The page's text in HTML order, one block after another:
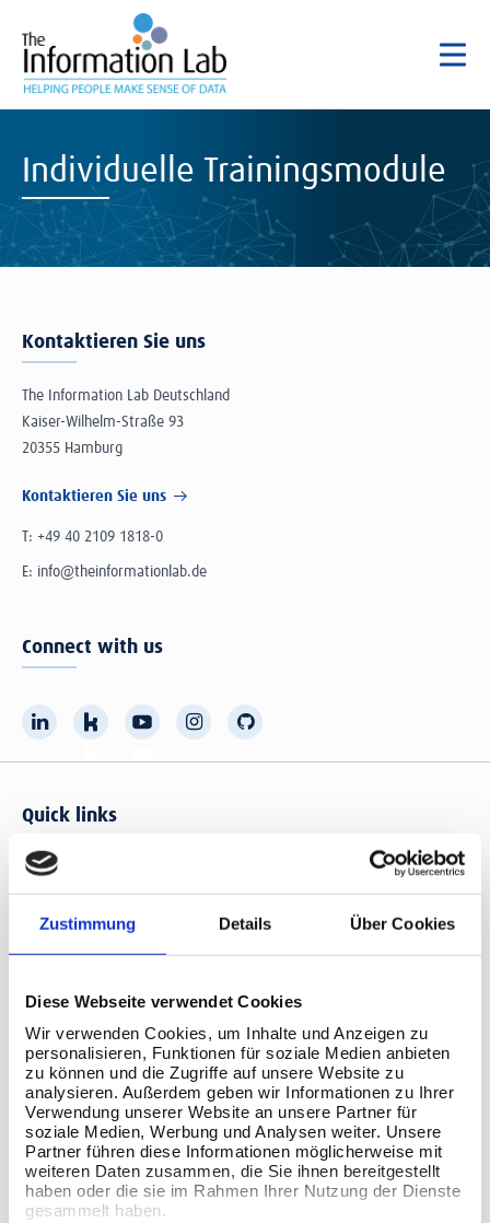
Zustimmung Details Über Cookies
Diese Webseite verwendet Cookies
Wir verwenden Cookies, um Inhalte und Anzeigen zu
personalisieren, Funktionen für soziale Medien anbieten
zu können und die Zugriffe auf unsere Website zu
analysieren. Außerdem geben wir Informationen zu Ihrer
Verwendung unserer Website an unsere Partner für
soziale Medien, Werbung und Analysen weiter. Unsere
Partner führen diese Informationen möglicherweise mit
weiteren Daten zusammen, die Sie ihnen bereitgestellt
haben oder die sie im Rahmen Ihrer Nutzung der Dienste
gesammelt haben.
Individuelle Trainingsmodule
Kontaktieren Sie uns
The Information Lab Deutschland
Kaiser-Wilhelm-Straße 93
20355 Hamburg
Kontaktieren Sie uns
T: +49 40 2109 1818-0
E: info@theinformationlab.de
Connect with us
Quick links
Offene Stellen
Use Cases The Data School
Kundenbewertungen